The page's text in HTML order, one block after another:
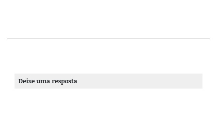
Deixe uma resposta